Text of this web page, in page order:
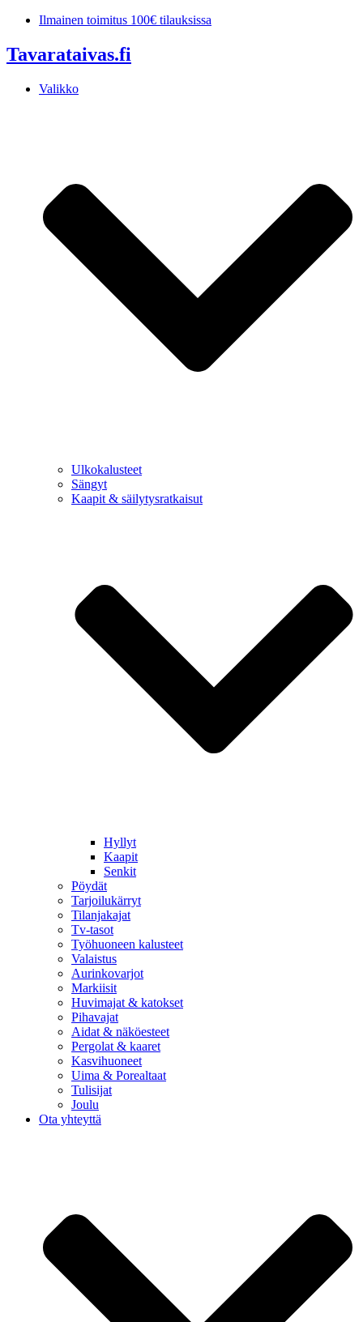
Mene
Ilmainen toimitus 100€ tilauksissa
Tavarataivas.fi
Valikko
Ulkokalusteet
Sängyt
Kaapit & säilytysratkaisut
Hyllyt
Kaapit
Senkit
Pöydät
Tarjoilukärryt
Tilanjakajat
Tv-tasot
Työhuoneen kalusteet
Valaistus
Aurinkovarjot
Markiisit
Huvimajat & katokset
Pihavajat
Aidat & näköesteet
Pergolat & kaaret
Kasvihuoneet
Uima & Porealtaat
Tulisijat
Joulu
Ota yhteyttä